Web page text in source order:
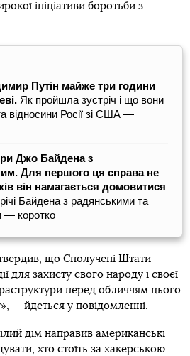
ініціативи боротьби з
Путін майже три години
Як пройшла зустріч і що вони
відносини Росії зі США —
Джо Байдена з
Для першого ця справа не
він намагається домовитися
Байдена з радянськими та
— коротко
що Сполучені Штати
для захисту свого народу і своєї
перед обличчям цього
— йдеться у повідомленні.
дім направив американські
хто стоїть за хакерською